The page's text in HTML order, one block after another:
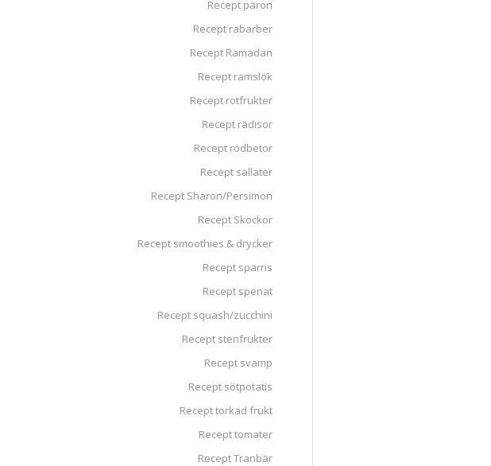
Recept päron
Recept rabarber
Recept Ramadan
Recept ramslök
Recept rotfrukter
Recept rädisor
Recept rödbetor
Recept sallater
Recept Sharon/Persimon
Recept Skockor
Recept smoothies & drycker
Recept sparris
Recept spenat
Recept squash/zucchini
Recept stenfrukter
Recept svamp
Recept sötpotatis
Recept torkad frukt
Recept tomater
Recept Tranbär